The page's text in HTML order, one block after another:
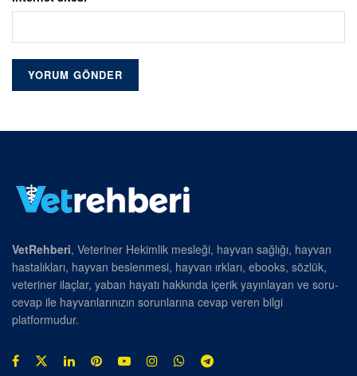
VetRehberi, Veteriner Hekimlik mesleği, hayvan sağlığı, hayvan
hastalıkları, hayvan beslenmesi, hayvan ırkları, ebooks, sözlük,
veteriner ilaçlar, yaban hayatı hakkında içerik yayınlayan ve soru-
cevap ile hayvanlarınızın sorunlarına cevap veren bilgi
platformudur.